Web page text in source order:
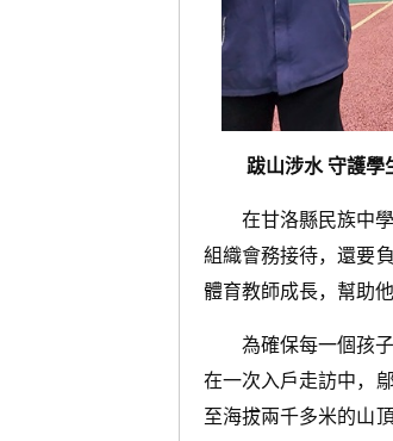
跋山涉水 守護學
在甘洛縣民族中
組織會務接待，還要
體育教師成長，幫助
為確保每一個孩
在一次入戶走訪中，
至海拔兩千多米的山